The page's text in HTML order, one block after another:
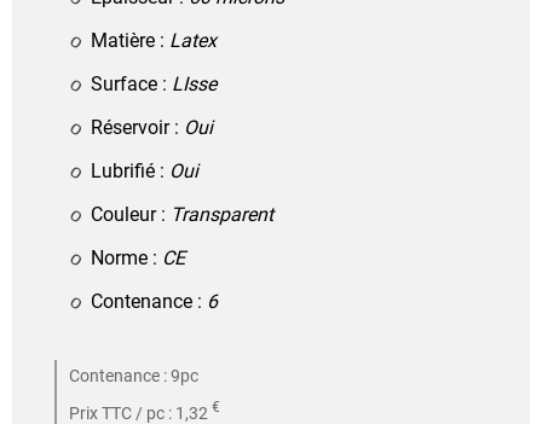
Matière : Latex
Surface : LIsse
Réservoir : Oui
Lubrifié : Oui
Couleur : Transparent
Norme : CE
Contenance : 6
Contenance : 9pc
Prix TTC / pc : 1,32 €